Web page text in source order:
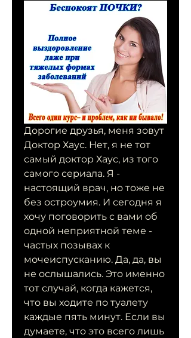
Дорогие друзья, меня зовут
Доктор Хаус. Нет, я не тот
самый доктор Хаус, из того
самого сериала. Я -
настоящий врач, но тоже не
без остроумия. И сегодня я
хочу поговорить с вами об
одной неприятной теме -
частых позывах к
мочеиспусканию. Да, да, вы
не ослышались. Это именно
тот случай, когда кажется,
что вы ходите по туалету
каждые пять минут. Если вы
думаете, что это всего лишь